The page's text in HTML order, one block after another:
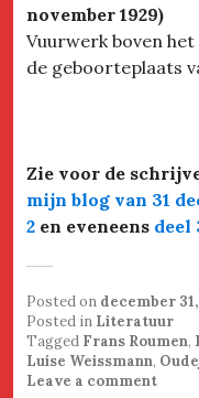
november 1929)
Vuurwerk boven
de geboorteplaats
Zie voor de
mijn blog van 31
2 en eveneens deel
Posted on december
Posted in Literatuur
Tagged Frans Roumen,
Luise Weissmann,
Leave a comment